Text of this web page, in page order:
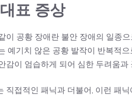
표 증상
이 공황 장애란 불안 장애의 일종
예기치 않은 공황 발작이 반복적
감이 엄습하게 되어 심한 두려움
직접적인 패닉과 더불어, 이런 패